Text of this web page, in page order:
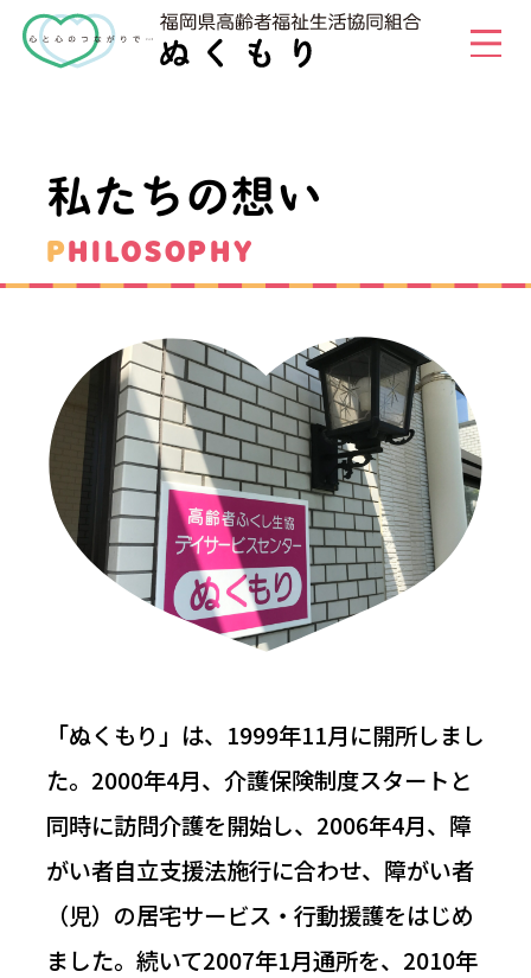
私たちの想い
PHILOSOPHY
「ぬくもり」は、1999年11月に開所しまし
た。2000年4月、介護保険制度スタートと
同時に訪問介護を開始し、2006年4月、障
がい者自立支援法施行に合わせ、障がい者
（児）の居宅サービス・行動援護をはじめ
ました。続いて2007年1月通所を、2010年